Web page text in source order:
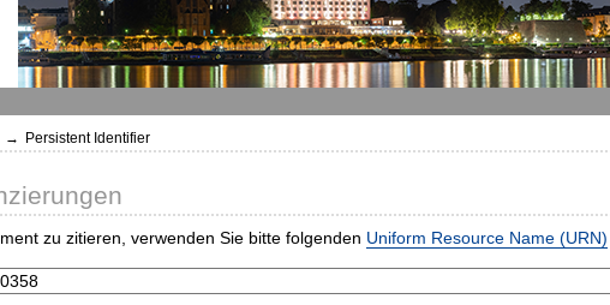
→ Persistent Identifier
zu zitieren, verwenden Sie bitte folgenden Uniform Resource Name (URN)